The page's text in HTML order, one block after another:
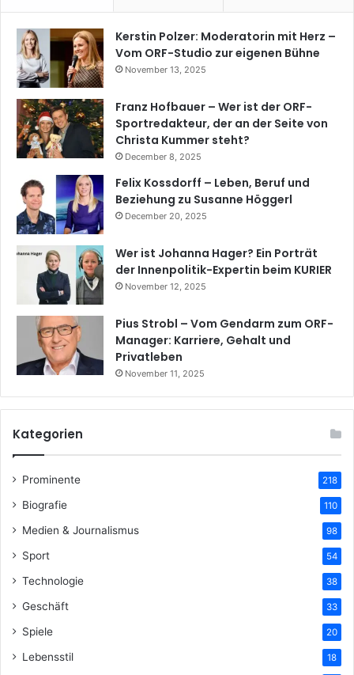
Kerstin Polzer: Moderatorin mit Herz –
Vom ORF-Studio zur eigenen Bühne
November 13, 2025
Franz Hofbauer – Wer ist der ORF-
Sportredakteur, der an der Seite von
Christa Kummer steht?
December 8, 2025
Felix Kossdorff – Leben, Beruf und
Beziehung zu Susanne Höggerl
December 20, 2025
Wer ist Johanna Hager? Ein Porträt
der Innenpolitik-Expertin beim KURIER
November 12, 2025
Pius Strobl – Vom Gendarm zum ORF-
Manager: Karriere, Gehalt und
Privatleben
November 11, 2025
Kategorien
Prominente 218
Biografie 110
Medien & Journalismus 98
Sport 54
Technologie 38
Geschäft 33
Spiele 20
Lebensstil 18